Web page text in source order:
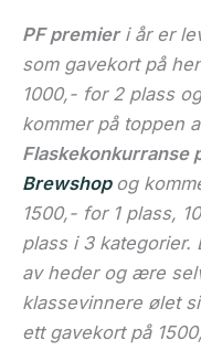
PF premieri år er
som gavekort på
1000,- for 2 plass
kommer på toppen
Flaskekonkurranse
Brewshop og
1500,- for 1 plass,
plass i 3 kategorier.
av heder og ære
klassevinnere ølet
ett gavekort på